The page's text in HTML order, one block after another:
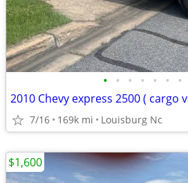
• • • • • • •
2010 Chevy express 2500 ( cargo
7/16 169k mi Louisburg Nc
$1,600